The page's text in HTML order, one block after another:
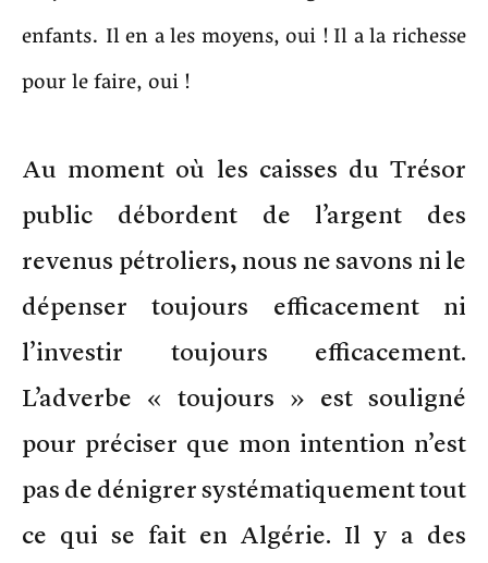
enfants. Il en a les moyens, oui ! Il a la richesse
pour le faire, oui !
Au moment où les caisses du Trésor
public débordent de l’argent des
revenus pétroliers, nous ne savons ni le
dépenser toujours efficacement ni
l’investir toujours efficacement.
L’adverbe « toujours » est souligné
pour préciser que mon intention n’est
pas de dénigrer systématiquement tout
ce qui se fait en Algérie. Il y a des